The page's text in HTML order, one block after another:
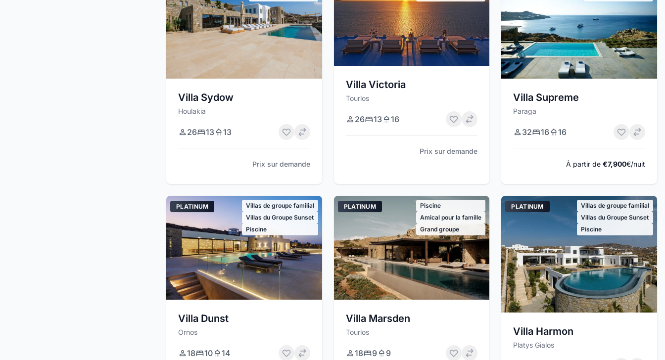
Villa Sydow
Houlakia
26 13 13
Prix sur demande
Villa Victoria
Tourlos
26 13 16
Prix sur demande
Villa Supreme
Paraga
32 16 16
À partir de €7,900€/nuit
PLATINUM
Villas de groupe familial
Villas du Groupe Sunset
Piscine
Villa Dunst
Ornos
18 10 14
PLATINUM
Piscine
Amical pour la famille
Grand groupe
Villa Marsden
Tourlos
18 9 9
PLATINUM
Villas de groupe familial
Villas du Groupe Sunset
Piscine
Villa Harmon
Platys Gialos